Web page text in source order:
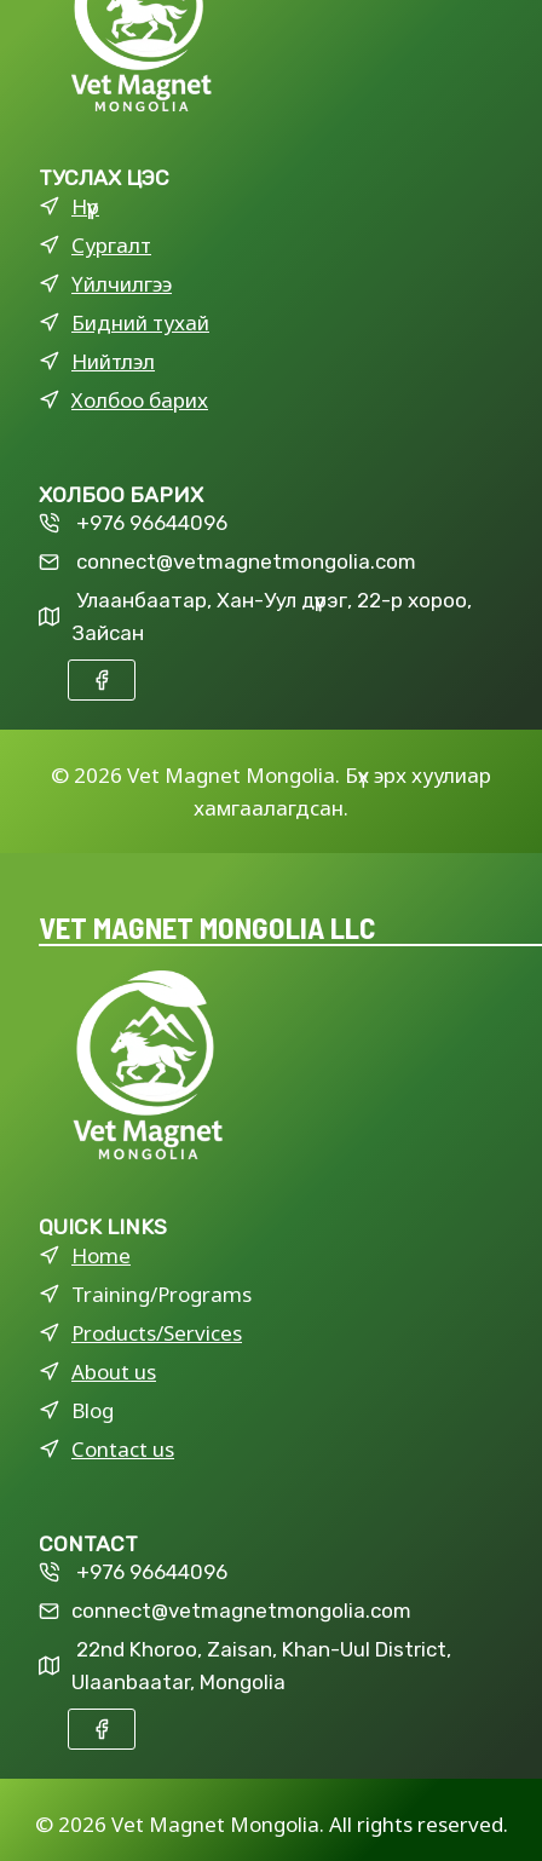
ТУСЛАХ ЦЭС
Нүүр
Сургалт
Үйлчилгээ
Бидний тухай
Нийтлэл
Холбоо барих
ХОЛБОО БАРИХ
+976 96644096
connect@vetmagnetmongolia.com
Улаанбаатар, Хан-Уул дүүрэг, 22-р хороо,
Зайсан
© 2026 Vet Magnet Mongolia. Бүх эрх хуулиар
хамгаалагдсан.
VET MAGNET MONGOLIA LLC
QUICK LINKS
Home
Training/Programs
Products/Services
About us
Blog
Contact us
CONTACT
+976 96644096
connect@vetmagnetmongolia.com
22nd Khoroo, Zaisan, Khan-Uul District,
Ulaanbaatar, Mongolia
© 2026 Vet Magnet Mongolia. All rights reserved.